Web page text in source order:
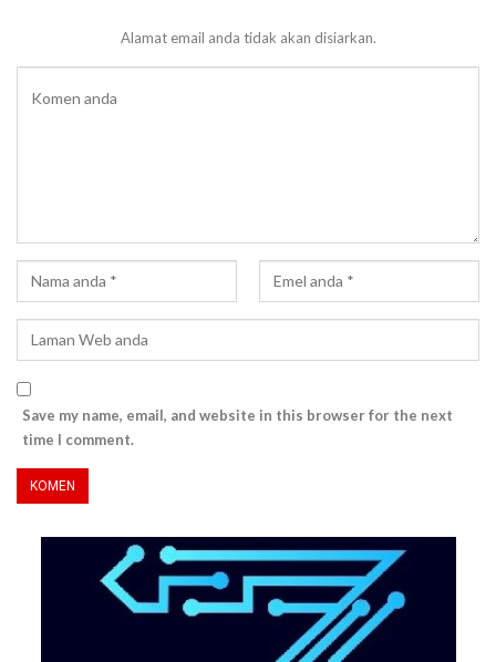
Alamat email anda tidak akan disiarkan.
Save my name, email, and website in this browser for the next
time I comment.